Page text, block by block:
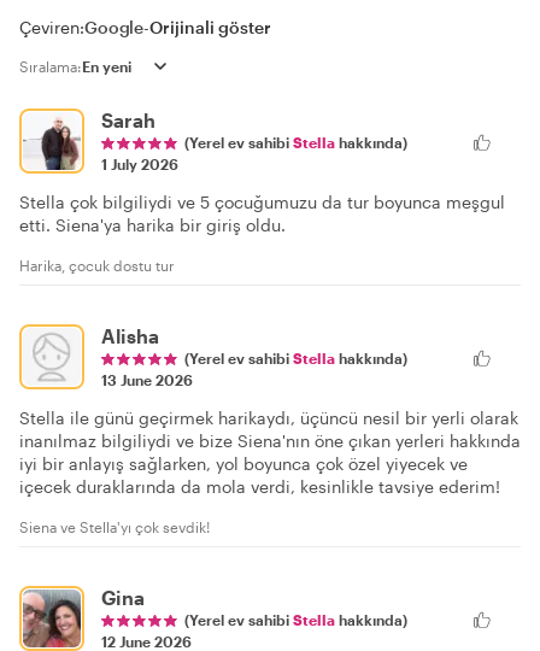
Çeviren:Google-Orijinali göster
Sıralama:
Sarah
(Yerel ev sahibi Stella hakkında)
1 July 2026
Stella çok bilgiliydi ve 5 çocuğumuzu da tur boyunca meşgul
etti. Siena'ya harika bir giriş oldu.
Harika, çocuk dostu tur
Alisha
(Yerel ev sahibi Stella hakkında)
13 June 2026
Stella ile günü geçirmek harikaydı, üçüncü nesil bir yerli olarak
inanılmaz bilgiliydi ve bize Siena'nın öne çıkan yerleri hakkında
iyi bir anlayış sağlarken, yol boyunca çok özel yiyecek ve
içecek duraklarında da mola verdi, kesinlikle tavsiye ederim!
Siena ve Stella'yı çok sevdik!
Gina
(Yerel ev sahibi Stella hakkında)
12 June 2026